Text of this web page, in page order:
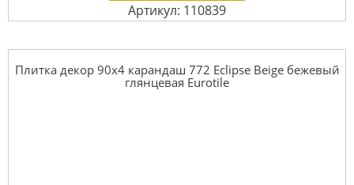
Артикул: 110839
Плитка декор 90x4 карандаш 772 Eclipse Beige бежевый
глянцевая Eurotile